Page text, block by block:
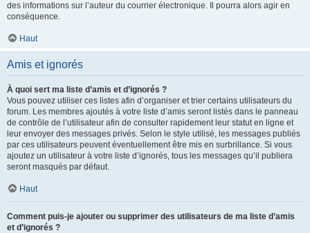
des informations sur l’auteur du courrier électronique. Il pourra alors agir en
conséquence.
Haut
Amis et ignorés
À quoi sert ma liste d’amis et d’ignorés ?
Vous pouvez utiliser ces listes afin d’organiser et trier certains utilisateurs du
forum. Les membres ajoutés à votre liste d’amis seront listés dans le panneau
de contrôle de l’utilisateur afin de consulter rapidement leur statut en ligne et
leur envoyer des messages privés. Selon le style utilisé, les messages publiés
par ces utilisateurs peuvent éventuellement être mis en surbrillance. Si vous
ajoutez un utilisateur à votre liste d’ignorés, tous les messages qu’il publiera
seront masqués par défaut.
Haut
Comment puis-je ajouter ou supprimer des utilisateurs de ma liste d’amis
et d’ignorés ?